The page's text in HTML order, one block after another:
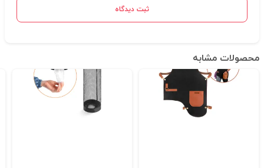
ثبت دیدگاه
محصولات مشابه